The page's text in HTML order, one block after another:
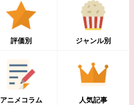
評価別 ジャンル別
アニメコラム 人気記事